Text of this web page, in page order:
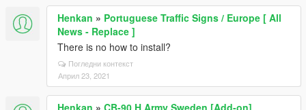
Henkan » Portuguese Traffic Signs / Europe [ All
News - Replace ]
There is no how to install?
Погледни контекст
Април 23, 2021
Henkan » CB-90 H Army Sweden [Add-on]